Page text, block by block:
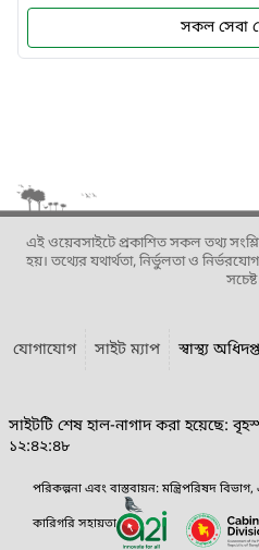
সকল সেবা
এই ওয়েবসাইটে প্রকাশিত সকল তথ্য
হয়। তথ্যের যথার্থতা, নির্ভুলতা ও
যোগাযোগ সাইট ম্যাপ স্বাস্থ্য
সাইটটি শেষ হাল-নাগাদ করা হয়েছে:
১২:৪২:৪৮
পরিকল্পনা এবং বাস্তবায়ন: মন্ত্রিপরিষদ
কারিগরি সহায়তা